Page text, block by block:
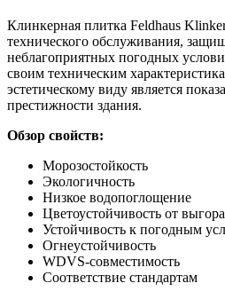
Клинкерная плитка Feldhaus
технического обслуживания,
неблагоприятных погодных
своим техническим
эстетическому виду является
престижности здания.
Обзор свойств:
Морозостойкость
Экологичность
Низкое водопоглощение
Цветоустойчивость от
Устойчивость к погодным
Огнеустойчивость
WDVS-совместимость
Соответствие стандартам